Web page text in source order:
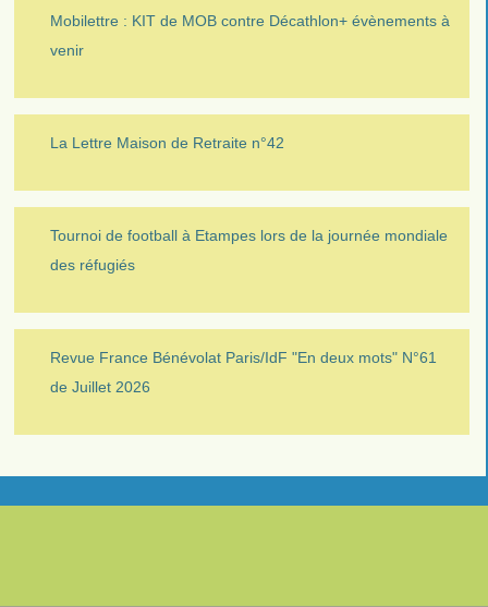
Mobilettre : KIT de MOB contre Décathlon+ évènements à
venir
La Lettre Maison de Retraite n°42
Tournoi de football à Etampes lors de la journée mondiale
des réfugiés
Revue France Bénévolat Paris/IdF "En deux mots" N°61
de Juillet 2026